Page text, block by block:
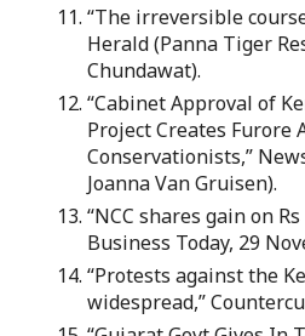
“The irreversible
Herald (Panna Tiger
Chundawat).
“Cabinet Approval of
Project Creates Furore
Conservationists,”
Joanna Van Gruisen).
“NCC shares gain on
Business Today, 29
“Protests against the
widespread,”